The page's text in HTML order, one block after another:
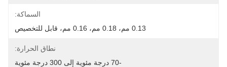
السماكة:
0.13 مم، 0.18 مم، 0.16 مم، قابل للتخصيص
نطاق الحرارة:
-70 درجة مئوية إلى 300 درجة مئوية